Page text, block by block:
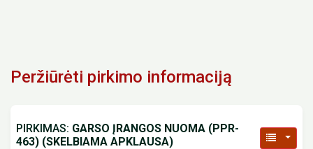
Peržiūrėti pirkimo informaciją
PIRKIMAS: GARSO ĮRANGOS NUOMA (PPR-
463) (SKELBIAMA APKLAUSA)